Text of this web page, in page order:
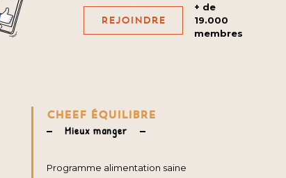
Rejoindre
+ de
19.000
membres
CHEEF ÉQUILIBRE
Mieux manger
Programme alimentation saine